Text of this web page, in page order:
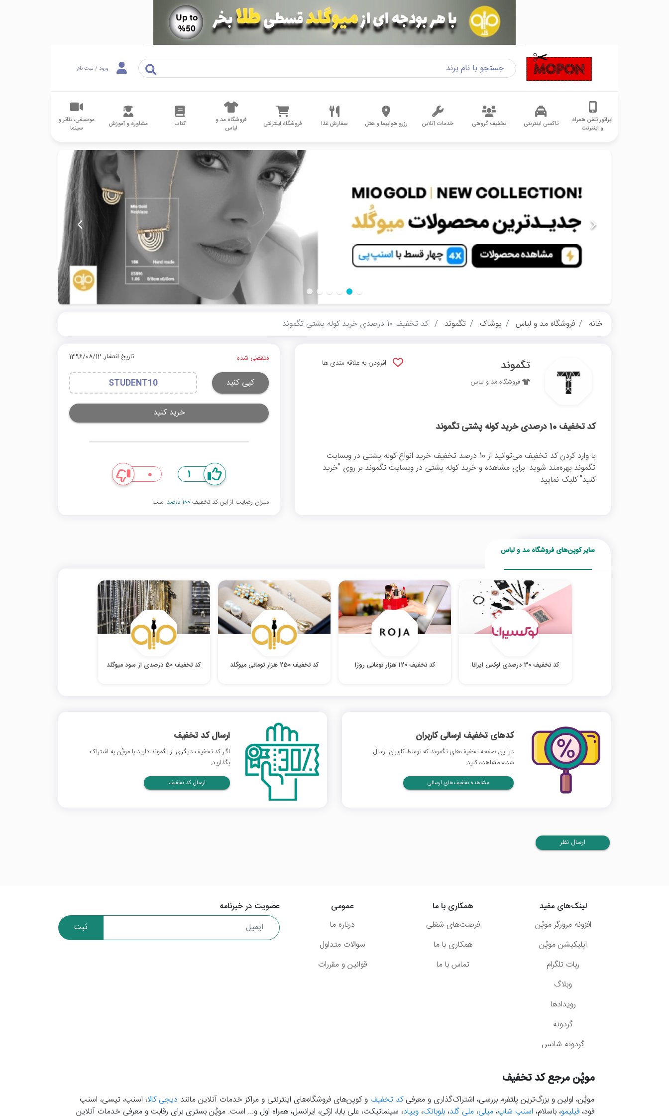
ورود / ثبت نام
اپراتور تلفن همراه
و اینترنت
تاکسی اینترنتی تخفیف گروهی خدمات آنلاین رزرو هواپیما و هتل سفارش غذا فروشگاه اینترنتی
فروشگاه مد و
لباس
کتاب مشاوره و آموزش
موسیقی، تئاتر و
سینما
خانه فروشگاه مد و لباس پوشاک تگموند کد تخفیف 10 درصدی خرید کوله پشتی تگموند
تگموند
فروشگاه مد و لباس
افزودن به علاقه مندی ها
کد تخفیف 10 درصدی خرید کوله پشتی تگموند
با وارد کردن کد تخفیف می‌توانید از 10 درصد تخفیف خرید انواع کوله پشتی در وبسایت
تگموند بهره‌مند شوید. برای مشاهده و خرید کوله پشتی در وبسایت تگموند بر روی "خرید
کنید" کلیک نمایید.
منقضی شده تاریخ انتشار: 1396/08/12
کپی کنید STUDENT10
خرید کنید
1
0
میزان رضایت از این کد تخفیف 100 درصد است
سایر کوپن‌های فروشگاه مد و لباس
کد تخفیف 30 درصدی لوکس ایرانا کد تخفیف 120 هزار تومانی روژا کد تخفیف 250 هزار تومانی میوگلد کد تخفیف 50 درصدی از سود میوگلد
کدهای تخفیف ارسالی کاربران
در این صفحه تخفیف‌های تگموند که توسط کاربران ارسال
شده، مشاهده کنید.
مشاهده تخفیف‌های ارسالی
ارسال کد تخفیف
اگر کد تخفیف دیگری از تگموند دارید با موپُن به اشتراک
بگذارید.
ارسال کد تخفیف
ارسال نظر
عضویت در خبرنامه
ثبت
لینک‌های مفید
افزونه مرورگر موپُن
اپلیکیشن موپُن
ربات تلگرام
وبلاگ
رویدادها
گردونه
گردونه شانس
همکاری با ما
فرصت‌های شغلی
همکاری با ما
تماس با ما
عمومی
درباره ما
سوالات متداول
قوانین و مقررات
موپُن مرجع کد تخفیف
موپُن، اولین و بزرگ‌ترین پلتفرم بررسی، اشتراک‌گذاری و معرفیکد تخفیفو کوپن‌های فروشگاه‌های اینترنتی و مراکز خدمات آنلاین مانند دیجی کالا، اسنپ، تپسی، اسنپ
فود، فیلیمو، باسلام، اسنپ شاپ، میلی، ملی گلد، بلوبانک، ویپاد، سینماتیکت، علی بابا، ازکی، ایرانسل، همراه اول و... است. موپُن بستری برای رقابت و معرفی خدمات آنلاین